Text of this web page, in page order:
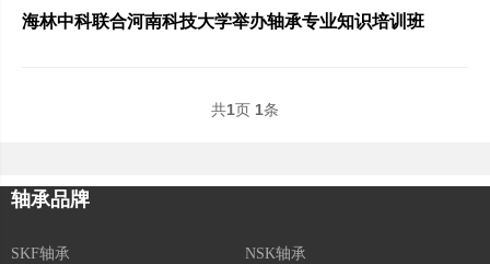
海林中科联合河南科技大学举办轴承专业知识培训班
共1页 1条
轴承品牌
SKF轴承 NSK轴承